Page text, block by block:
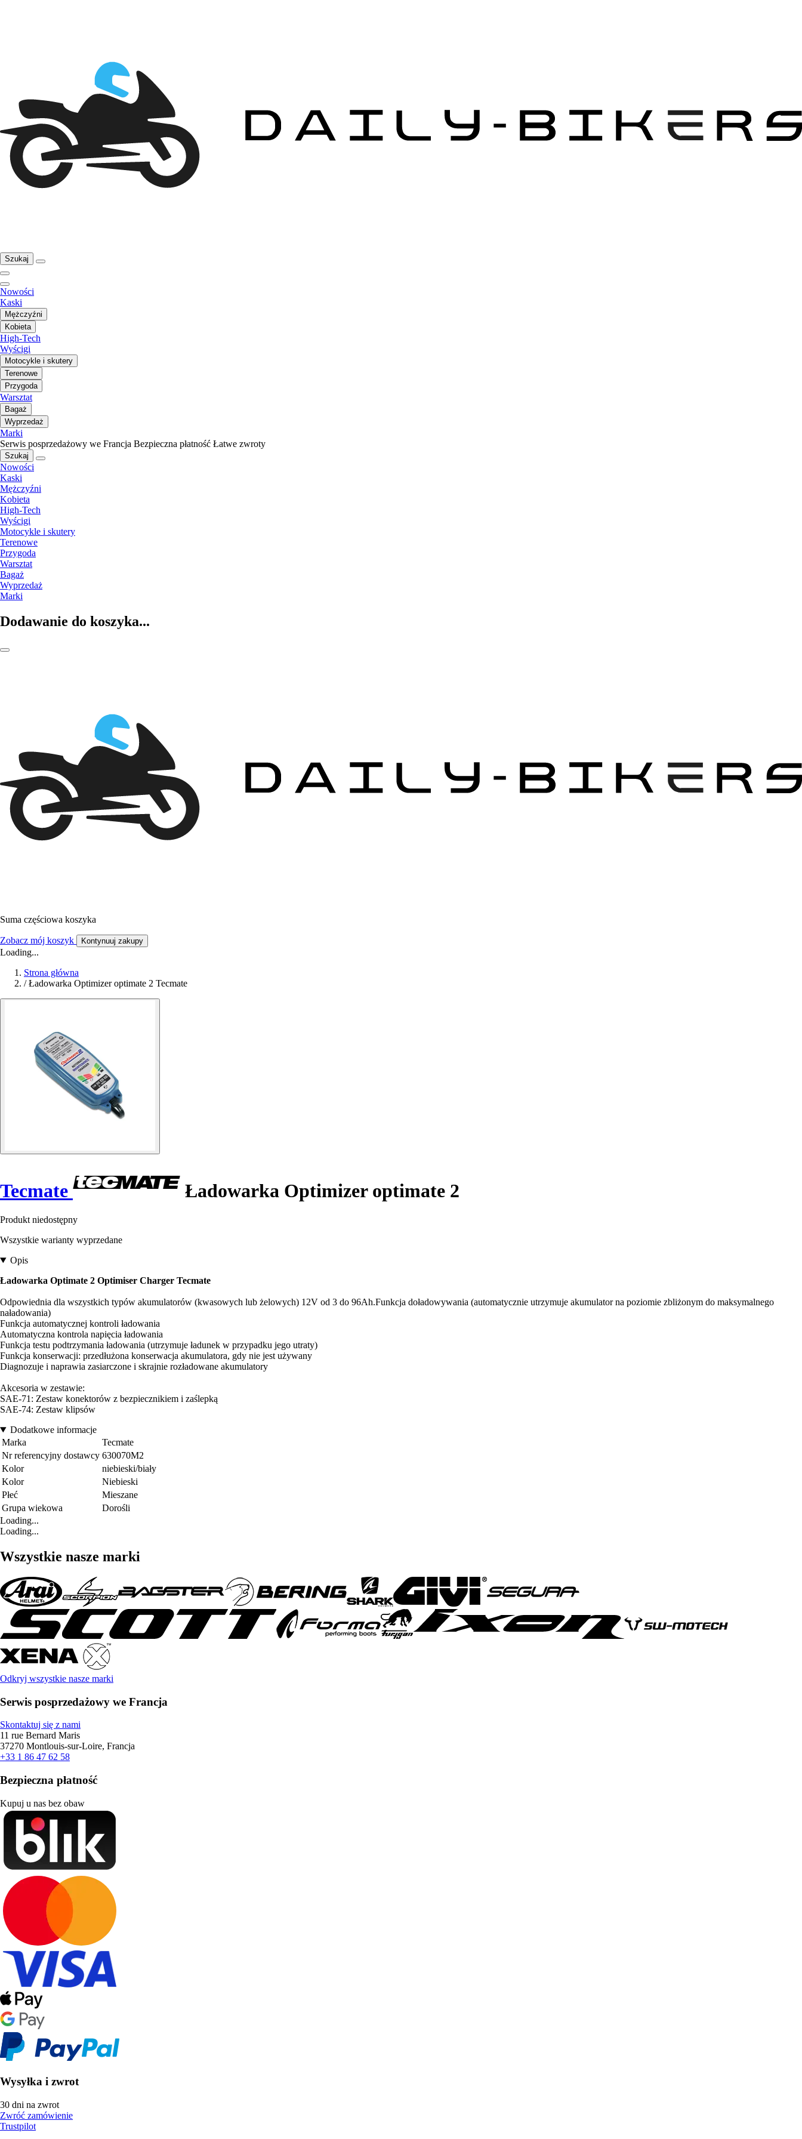
Szukaj
Nowości
Kaski
Mężczyźni
Kobieta
High-Tech
Wyścigi
Motocykle i skutery
Terenowe
Przygoda
Warsztat
Bagaż
Wyprzedaż
Marki
Serwis posprzedażowy we Francja Bezpieczna płatność Łatwe zwroty
Szukaj
Nowości
Kaski
Mężczyźni
Kobieta
High-Tech
Wyścigi
Motocykle i skutery
Terenowe
Przygoda
Warsztat
Bagaż
Wyprzedaż
Marki
Dodawanie do koszyka...
Suma częściowa koszyka
Zobacz mój koszyk Kontynuuj zakupy
Loading...
Strona główna
/ Ładowarka Optimizer optimate 2 Tecmate
Tecmate Ładowarka Optimizer optimate 2
Produkt niedostępny
Wszystkie warianty wyprzedane
Opis
Ładowarka Optimate 2 Optimiser Charger Tecmate
Odpowiednia dla wszystkich typów akumulatorów (kwasowych lub żelowych) 12V od 3 do 96Ah.Funkcja doładowywania (automatycznie utrzymuje akumulator na poziomie zbliżonym do maksymalnego
naładowania)
Funkcja automatycznej kontroli ładowania
Automatyczna kontrola napięcia ładowania
Funkcja testu podtrzymania ładowania (utrzymuje ładunek w przypadku jego utraty)
Funkcja konserwacji: przedłużona konserwacja akumulatora, gdy nie jest używany
Diagnozuje i naprawia zasiarczone i skrajnie rozładowane akumulatory
Akcesoria w zestawie:
SAE-71: Zestaw konektorów z bezpiecznikiem i zaślepką
SAE-74: Zestaw klipsów
Dodatkowe informacje
Marka
Tecmate
Nr referencyjny dostawcy 630070M2
Kolor
niebieski/biały
Kolor
Niebieski
Płeć
Mieszane
Grupa wiekowa
Dorośli
Loading...
Loading...
Wszystkie nasze marki
Odkryj wszystkie nasze marki
Serwis posprzedażowy we Francja
Skontaktuj się z nami
11 rue Bernard Maris
37270 Montlouis-sur-Loire, Francja
+33 1 86 47 62 58
Bezpieczna płatność
Kupuj u nas bez obaw
Wysyłka i zwrot
30 dni na zwrot
Zwróć zamówienie
Trustpilot